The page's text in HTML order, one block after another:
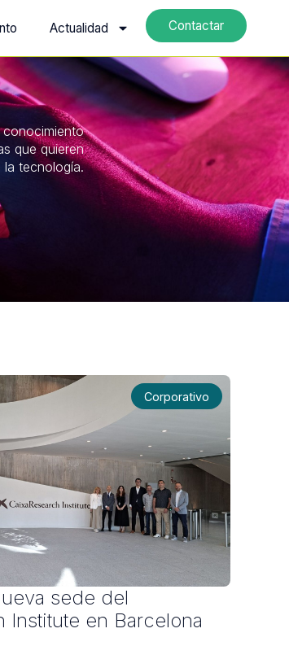
Actualidad Contactar
conocimiento
que quieren
la tecnología.
Corporativo
sede del
Institute en Barcelona